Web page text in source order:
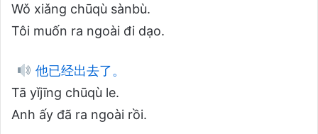
Wǒ xiǎng chūqù sànbù.
Tôi muốn ra ngoài đi dạo.
他已经出去了。
Tā yǐjīng chūqù le.
Anh ấy đã ra ngoài rồi.